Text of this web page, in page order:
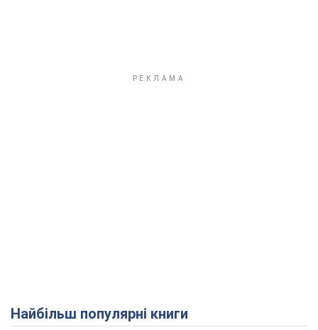
Найбільш популярні книги